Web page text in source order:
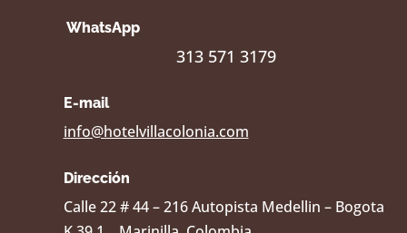
WhatsApp
313 571 3179
E-mail
info@hotelvillacolonia.com
Dirección
Calle 22 # 44 – 216 Autopista Medellin – Bogota